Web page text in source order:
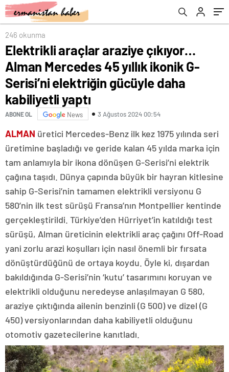
elektriğin gücüyle daha kabiliyetli yaptı
246 okunma
Elektrikli araçlar araziye çıkıyor…
Alman Mercedes 45 yıllık ikonik G-
Serisi’ni elektriğin gücüyle daha
kabiliyetli yaptı
ABONE OL News 3 Ağustos 2024 00:54
ALMAN üretici Mercedes-Benz ilk kez 1975 yılında seri
üretimine başladığı ve geride kalan 45 yılda marka için
tam anlamıyla bir ikona dönüşen G-Serisi’ni elektrik
çağına taşıdı. Dünya çapında büyük bir hayran kitlesine
sahip G-Serisi’nin tamamen elektrikli versiyonu G
580’nin ilk test sürüşü Fransa’nın Montpellier kentinde
gerçekleştirildi. Türkiye’den Hürriyet’in katıldığı test
sürüşü, Alman üreticinin elektrikli araç çağını Off-Road
yani zorlu arazi koşulları için nasıl önemli bir fırsata
dönüştürdüğünü de ortaya koydu. Öyle ki, dışardan
bakıldığında G-Serisi’nin ‘kutu’ tasarımını koruyan ve
elektrikli olduğunu neredeyse anlaşılmayan G 580,
araziye çıktığında ailenin benzinli (G 500) ve dizel (G
450) versiyonlarından daha kabiliyetli olduğunu
otomotiv gazetecilerine kanıtladı.
ürünler neler? Bim’de bu hafta Kamp
Malzemeleri, Taşınabilir Güç İstasyonu satışa
çıkıyor…